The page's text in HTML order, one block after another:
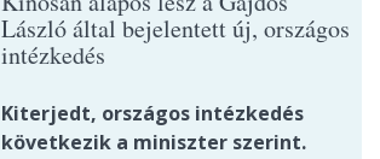
László által bejelentett új, országos
intézkedés
Kiterjedt, országos intézkedés
következik a miniszter szerint.